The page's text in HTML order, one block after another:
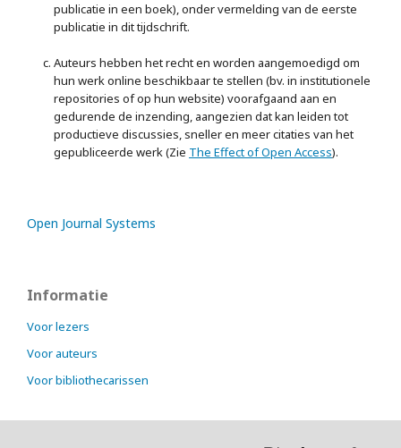
publicatie in een boek), onder vermelding van de eerste
publicatie in dit tijdschrift.
Auteurs hebben het recht en worden aangemoedigd om
hun werk online beschikbaar te stellen (bv. in institutionele
repositories of op hun website) voorafgaand aan en
gedurende de inzending, aangezien dat kan leiden tot
productieve discussies, sneller en meer citaties van het
gepubliceerde werk (Zie The Effect of Open Access).
Open Journal Systems
Informatie
Voor lezers
Voor auteurs
Voor bibliothecarissen